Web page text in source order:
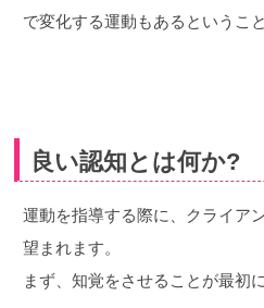
で変化する運動もあるというこ
良い認知とは何か?
運動を指導する際に、クライア
望まれます。
まず、知覚をさせることが最初